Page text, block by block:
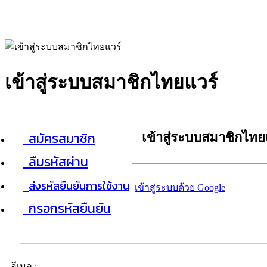
เข้าสู่ระบบสมาชิกไทยแวร์
สมัครสมาชิก
ลืมรหัสผ่าน
ส่งรหัสยืนยันการใช้งาน
กรอกรหัสยืนยัน
เข้าสู่ระบบสมาชิกไท
เข้าสู่ระบบด้วย Google